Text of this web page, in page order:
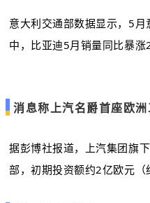
意大利交通部数据显示，5
中，比亚迪5月销量同比暴涨
消息称上汽名爵首座欧
据彭博社报道，上汽集团旗
部，初期投资额约2亿欧元